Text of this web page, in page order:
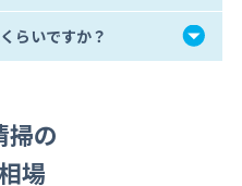
らいですか？
掃の
場